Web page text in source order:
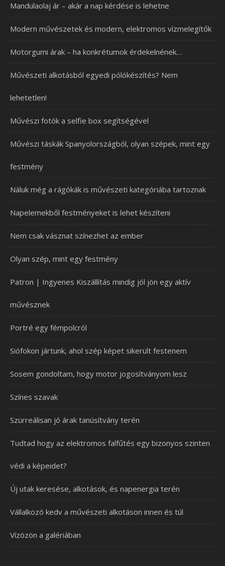
Mandulaolaj ár – akár a nap kérdése is lehetne
Modern művészetek és modern, elektromos vízmelegítők
Motorgumi árak – ha konkrétumok érdekelnének…
Művészeti alkotásból egyedi pólókészítés? Nem
lehetetlen!
Művészi fotók a selfie box segítségével
Művészi táskák Spanyolországból, olyan szépek, mint egy
festmény
Náluk még a rágókák is művészeti kategóriába tartoznak
Napelemekből festményeket is lehet készíteni
Nem csak vásznat színezhet az ember
Olyan szép, mint egy festmény
Patron | Ingyenes Kiszállítás mindig jól jön egy aktív
művésznek
Portré egy fémpolcról
Siófokon jártunk, ahol szép képet sikerült festenem
Sosem gondoltam, hogy motor jogosítványom lesz
Színes szavak
Szürreálisan jó árak tanúsítvány terén
Tudtad hogy az elektromos falfűtés egy bizonyos szinten
védi a képeidet?
Új utak keresése, alkotások, és napenergia terén
Vállalkozó kedv a művészeti alkotáson innen és túl
Vízözön a galériában